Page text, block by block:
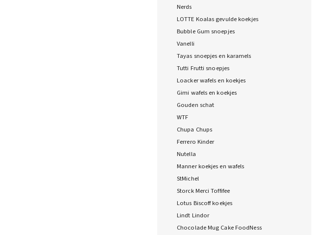
Nerds
LOTTE Koalas gevulde koekjes
Bubble Gum snoepjes
Vanelli
Tayas snoepjes en karamels
Tutti Frutti snoepjes
Loacker wafels en koekjes
Gimi wafels en koekjes
Gouden schat
WTF
Chupa Chups
Ferrero Kinder
Nutella
Manner koekjes en wafels
StMichel
Storck Merci Toffifee
Lotus Biscoff koekjes
Lindt Lindor
Chocolade Mug Cake FoodNess